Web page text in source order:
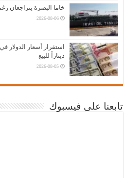
خاما البصرة يتراجعان
2026-08-06
ديناراً للبيع
2026-08-05
تابعنا على فيسبوك